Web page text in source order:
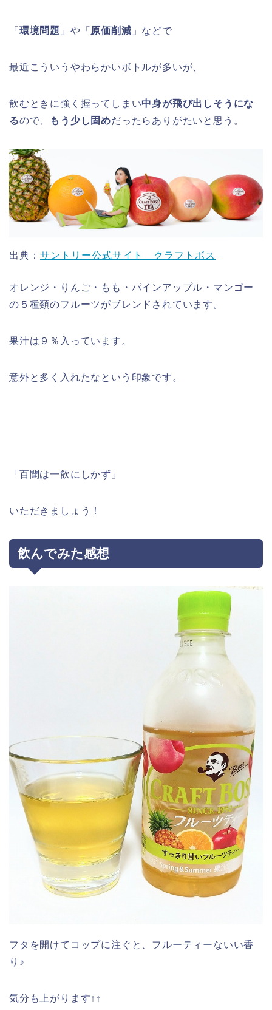
「 環境問題 」や「 原価削減 」などで
最近こういうやわらかいボトルが多いが、
飲むときに強く握ってしまい中身が飛び出しそうにな
るので、 もう少し固めだったらありがたいと思う。
出典： サントリー公式サイト クラフトボス
オレンジ・りんご・もも・パインアップル・マンゴー
の５種類のフルーツがブレンドされています。
果汁は９％入っています。
意外と多く入れたなという印象です。
「百聞は一飲にしかず」
いただきましょう！
飲んでみた感想
フタを開けてコップに注ぐと、 フルーティーないい香
り♪
気分も上がります↑↑